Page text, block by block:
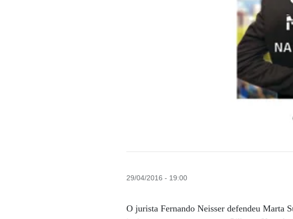
29/04/2016 - 19:00
O jurista Fernando Neisser defendeu Marta